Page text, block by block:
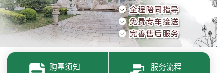
购墓须知 服务流程